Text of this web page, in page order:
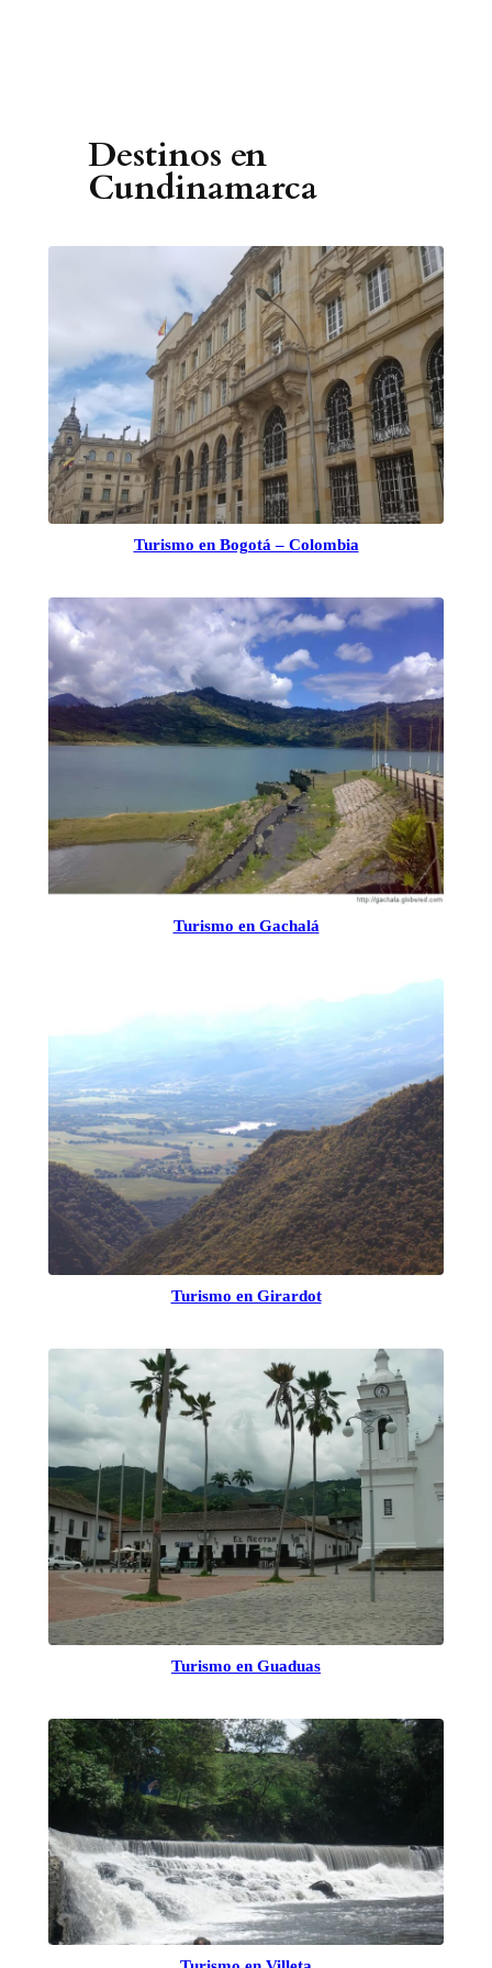
Destinos en
Cundinamarca
Turismo en Bogotá – Colombia
Turismo en Gachalá
Turismo en Girardot
Turismo en Guaduas